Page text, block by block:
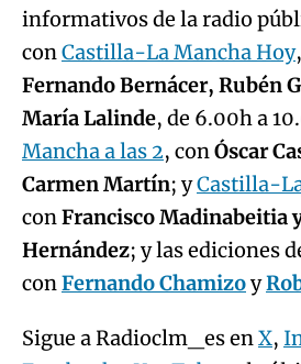
informativos de la radio
conCastilla-La Mancha Hoy
Fernando Bernácer, Rubén
María Lalinde, de 6.00h a
Mancha a las 2, conÓscar
Carmen Martín; yCastilla-
conFrancisco Madinabeitia
Hernández; y las ediciones
conFernando Chamizoy
Sigue a Radioclm_es enX,